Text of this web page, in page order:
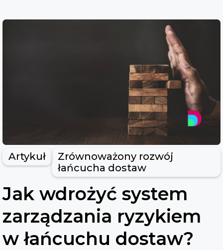
Artykuł
Zrównoważony rozwój
łańcucha dostaw
Jak wdrożyć system
zarządzania ryzykiem
w łańcuchu dostaw?